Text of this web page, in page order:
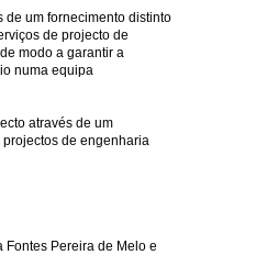
um fornecimento distinto
de projecto de
modo a garantir a
numa equipa
através de um
de engenharia
Fontes Pereira de Melo e